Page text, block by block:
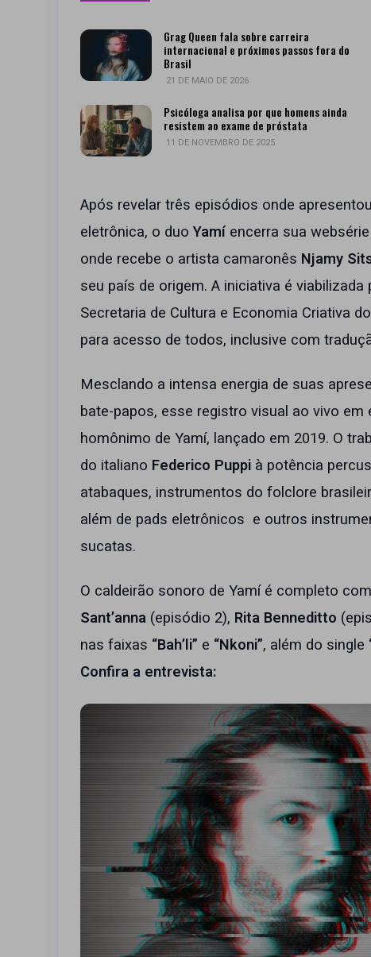
Grag Queen fala sobre carreira
internacional e próximos passos fora do
Brasil
21 DE MAIO DE 2026
Psicóloga analisa por que homens ainda
resistem ao exame de próstata
11 DE NOVEMBRO DE 2025
Após revelar três episódios onde
eletrônica, o duoYamíencerra sua
onde recebe o artista camaronês Njamy
seu país de origem. A iniciativa é
Secretaria de Cultura e Economia Criativa
para acesso de todos, inclusive com
Mesclando a intensa energia de suas
bate-papos, esse registro visual ao vivo
homônimo de Yamí, lançado em 2019. O
do italiano Federico Puppi à potência
atabaques, instrumentos do folclore
além de pads eletrônicos e outros
sucatas.
O caldeirão sonoro de Yamí é completo
Sant’anna (episódio 2), Rita Benneditto
nas faixas “Bah’li” e “Nkoni”, além do single
Confira a entrevista: